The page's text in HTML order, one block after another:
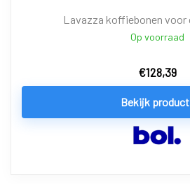
Lavazza koffiebonen
Op voorraad
€128,39
Bekijk